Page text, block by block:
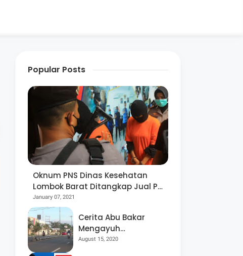
Popular Posts
Oknum PNS Dinas Kesehatan
Lombok Barat Ditangkap Jual Pil
Ekstasi
January 07, 2021
Cerita Abu Bakar
Mengayuh
Sepedanya Selama
August 15, 2020